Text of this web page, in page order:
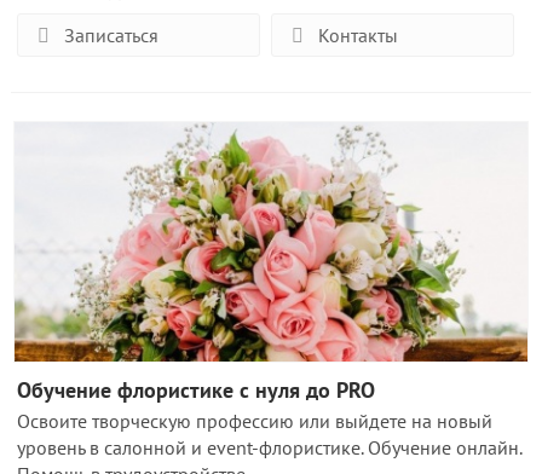
Записаться Контакты
Обучение флористике с нуля до PRO
Освоите творческую профессию или выйдете на новый
уровень в салонной и event-флористике. Обучение онлайн.